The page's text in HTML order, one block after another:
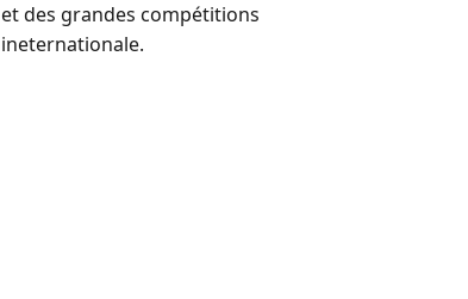
et des grandes compétitions
ineternationale.